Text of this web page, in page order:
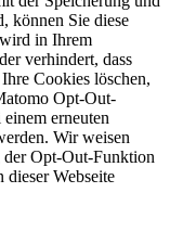
können Sie diese
in Ihrem
verhindert, dass
Cookies löschen,
Opt-Out-
erneuten
Wir weisen
der Opt-Out-Funktion
Webseite